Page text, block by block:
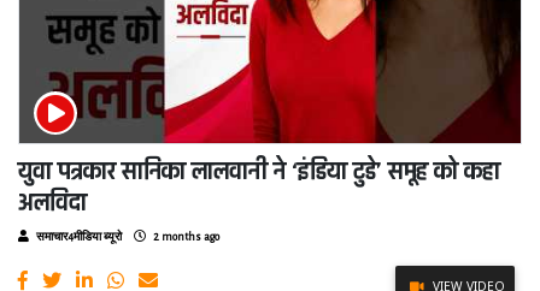
युवा पत्रकार सानिका लालवानी ने ‘इंडिया टुडे’ समूह को कहा
अलविदा
समाचार4मीडिया ब्यूरो 2 months ago
VIEW VIDEO